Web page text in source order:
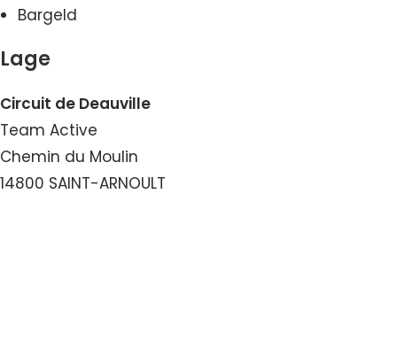
Bargeld
Lage
Circuit de Deauville
Team Active
Chemin du Moulin
14800 SAINT-ARNOULT